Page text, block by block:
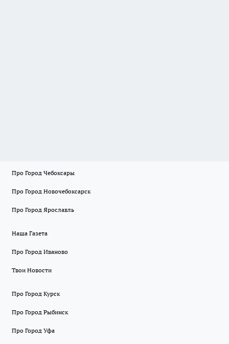
Про Город Чебоксары
Про Город Новочебоксарск
Про Город Ярославль
Наша Газета
Про Город Иваново
Твои Новости
Про Город Курск
Про Город Рыбинск
Про Город Уфа